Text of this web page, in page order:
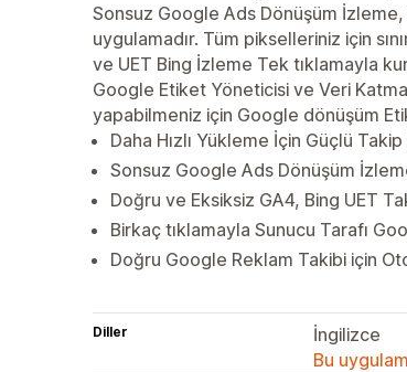
Sonsuz Google Ads Dönüşüm
uygulamadır. Tüm pikselleriniz için
ve UET Bing İzleme Tek tıklamayla
Google Etiket Yöneticisi ve Veri
yapabilmeniz için Google dönüşüm
Daha Hızlı Yükleme İçin Güçlü
Sonsuz Google Ads Dönüşüm
Doğru ve Eksiksiz GA4, Bing UET
Birkaç tıklamayla Sunucu Tarafı
Doğru Google Reklam Takibi için
Diller
İngilizce
Bu